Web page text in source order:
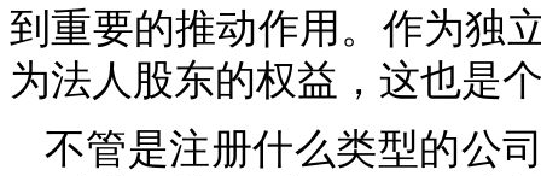
到重要的推动作用。作为独
为法人股东的权益，这也是
不管是注册什么类型的公